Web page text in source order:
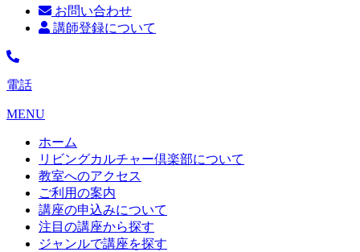
お問い合わせ
講師登録について
電話
MENU
ホーム
リビングカルチャー倶楽部について
教室へのアクセス
ご利用の案内
講座の申込みについて
注目の講座から探す
ジャンルで講座を探す